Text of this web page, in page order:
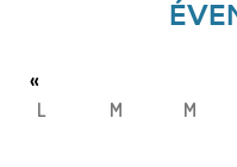
«
L M M